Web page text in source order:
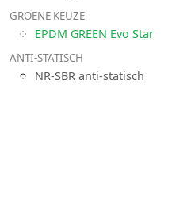
GROENE KEUZE
EPDM GREEN Evo Star
ANTI-STATISCH
NR-SBR anti-statisch